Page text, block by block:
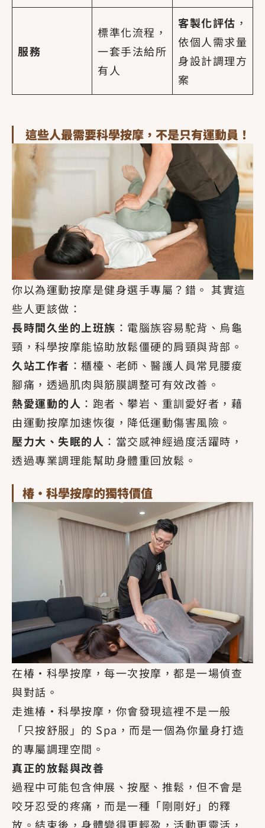
服務
標準化流程，
一套手法給所
有人
客製化評估 ，
依個人需求量
身設計調理方
案
這些人最需要科學按摩，不是只有運動員！
你以為運動按摩是健身選手專屬？錯。 其實這
些人更該做：
長時間久坐的上班族 ：電腦族容易駝背、烏龜
頸，科學按摩能協助放鬆僵硬的肩頸與背部。
久站工作者 ：櫃檯、老師、醫護人員常見腰痠
腳痛，透過肌肉與筋膜調整可有效改善。
熱愛運動的人 ：跑者、攀岩、重訓愛好者，藉
由運動按摩加速恢復，降低運動傷害風險。
壓力大、失眠的人 ：當交感神經過度活躍時，
透過專業調理能幫助身體重回放鬆。
椿·科學按摩的獨特價值
在椿・科學按摩，每一次按摩，都是一場偵查
與對話。
走進椿·科學按摩，你會發現這裡不是一般
「只按舒服」的 Spa，而是一個為你量身打造
的專屬調理空間。
真正的放鬆與改善
過程中可能包含伸展、按壓、推鬆，但不會是
咬牙忍受的疼痛，而是一種「剛剛好」的釋
放。結束後，身體變得更輕盈，活動更靈活，